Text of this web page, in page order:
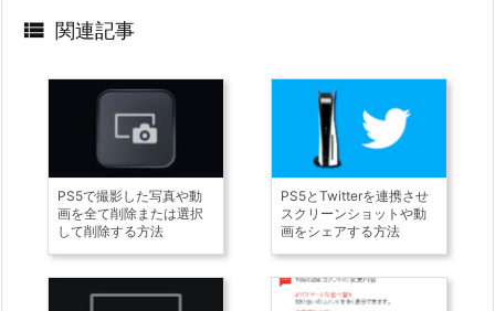
 関連記事
PS5で撮影した写真や動
画を全て削除または選択
して削除する方法
PS5とTwitterを連携させ
スクリーンショットや動
画をシェアする方法